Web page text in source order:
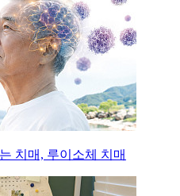
치매, 루이소체 치매